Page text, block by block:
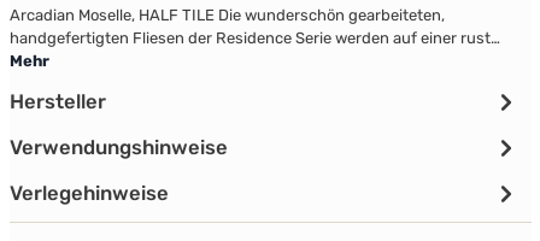
Arcadian Moselle, HALF TILE Die wunderschön gearbeiteten,
handgefertigten Fliesen der Residence Serie werden auf einer rust…
Mehr
Hersteller
Verwendungshinweise
Verlegehinweise